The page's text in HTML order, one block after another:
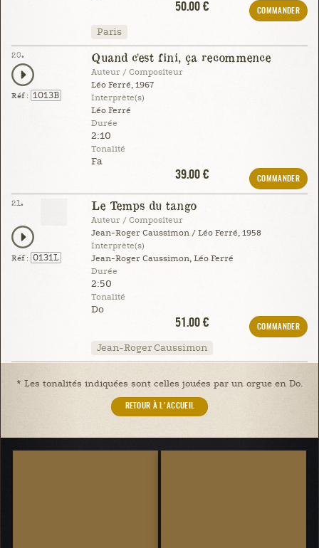
50.00 €
COMMANDER
Paris
20.
Réf : 1013B
Quand c'est fini, ça recommence
Auteur / Compositeur
Léo Ferré, 1967
Interprète(s)
Léo Ferré
Durée
2:10
Tonalité
Fa
39.00 €
COMMANDER
21.
Réf : 0131L
Le Temps du tango
Auteur / Compositeur
Jean-Roger Caussimon / Léo Ferré, 1958
Interprète(s)
Jean-Roger Caussimon, Léo Ferré
Durée
2:50
Tonalité
Do
51.00 €
COMMANDER
Jean-Roger Caussimon
* Les tonalités indiquées sont celles jouées par un orgue en Do.
RETOUR À L'ACCUEIL